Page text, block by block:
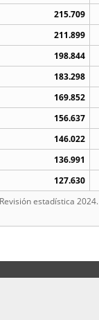
215.709
211.899
198.844
183.298
169.852
156.637
146.022
136.991
127.630
estadística 2024.